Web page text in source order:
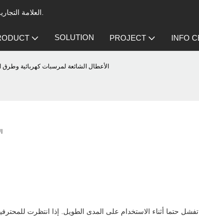
SOLUTION PROJECT INFO
الأعطال الشائعة لمرسبات كهربائية
حتما أثناء الاستخدام على المدى الطويل. إذا انتظرت